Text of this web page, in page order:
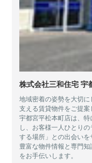
株式会社三和住宅 宇
地域密着の姿勢を大切
支える賃貸物件をご提案
宇都宮平松本町店は、
し、お客様一人ひとり
する場所」との出会いを
豊富な物件情報と専門
をお手伝いします。